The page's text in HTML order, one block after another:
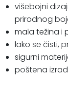
višebojni
prirodnog
mala težina i
lako se čisti,
sigurni
poštena